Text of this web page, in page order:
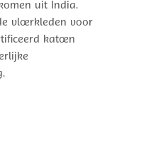
uit India.
vloerkleden voor
katoen